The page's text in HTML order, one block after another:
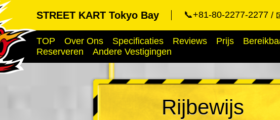
STREET KART Tokyo Bay 📞+81-80-2277-2277
TOP Over Ons Specificaties Reviews Prijs
Reserveren
Andere Vestigingen
Rijbewijs